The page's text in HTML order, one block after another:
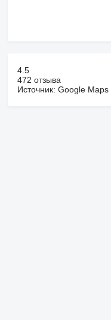
4.5
472 отзыва
Источник: Google Maps